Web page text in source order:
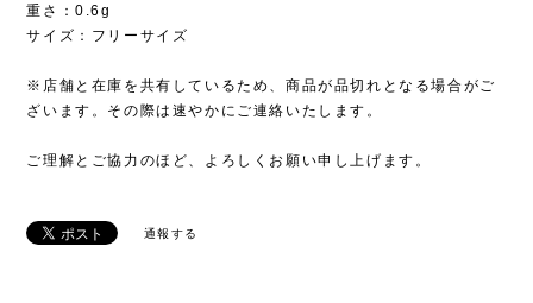
重さ：0.6g
サイズ：フリーサイズ
※店舗と在庫を共有しているため、商品が品切れとなる場合がご
ざいます。その際は速やかにご連絡いたします。
ご理解とご協力のほど、よろしくお願い申し上げます。
通報する